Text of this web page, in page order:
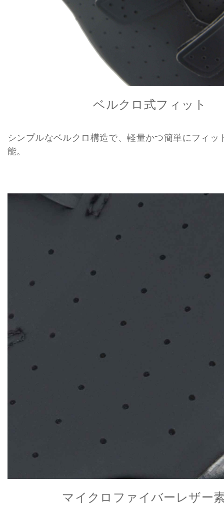
ベルクロ式フィット
シンプルなベルクロ構造で、軽量かつ簡単にフィッ
能。
マイクロファイバーレザー